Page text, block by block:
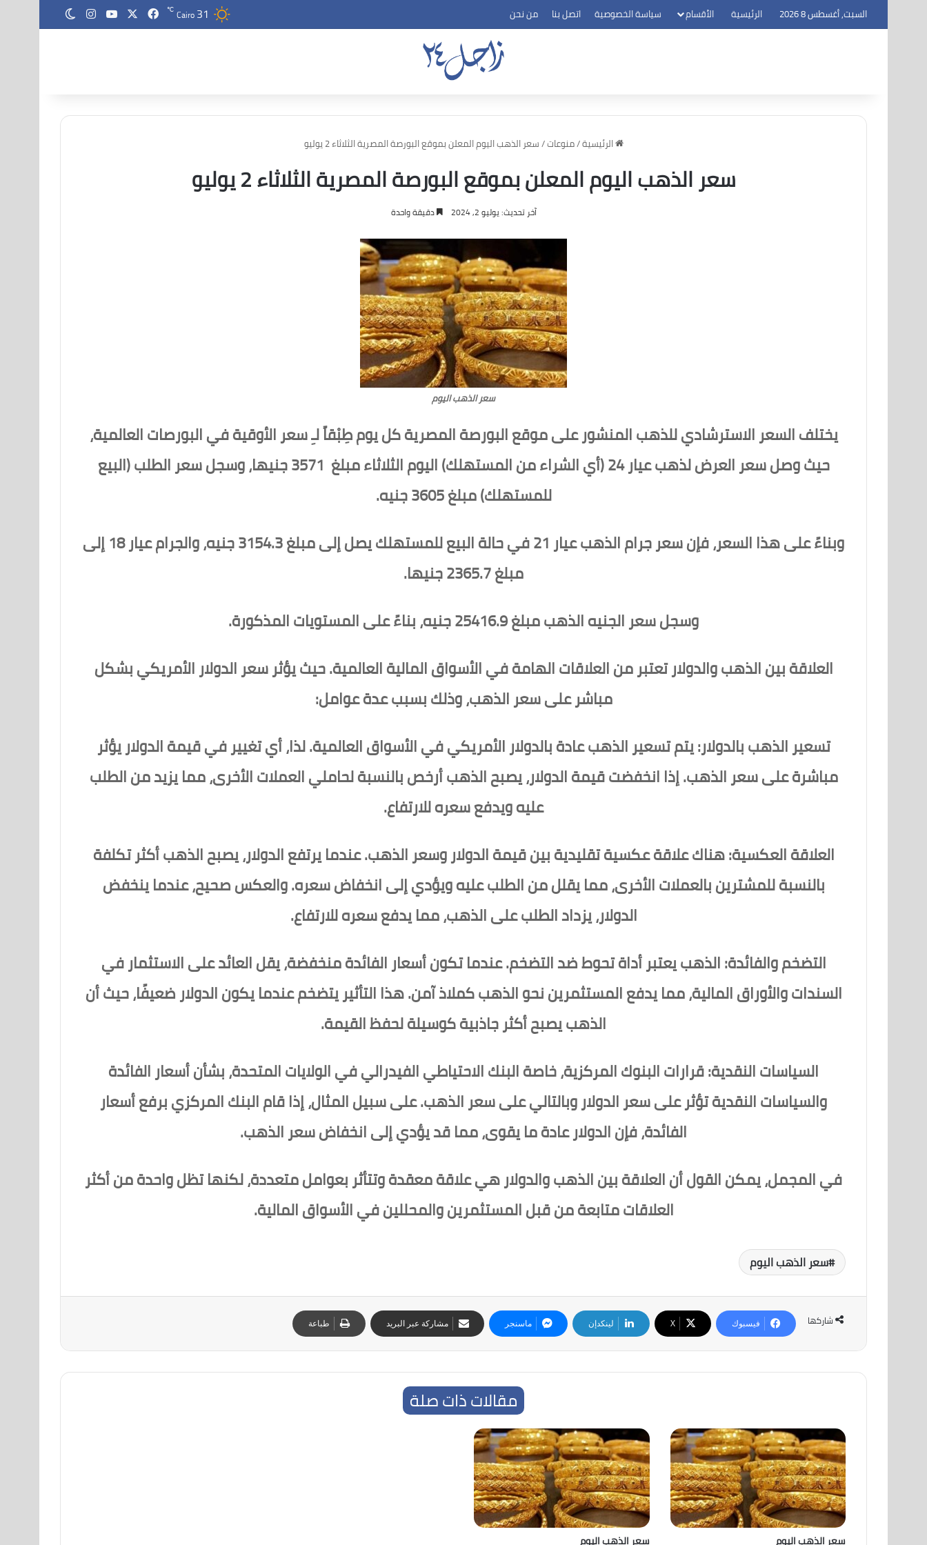
السبت, أغسطس 8 2026 الرئيسية الأقسام سياسة الخصوصية اتصل بنا من نحن Cairo31
℃ فيسبوك ‫YouTubeانستقرام
الرئيسية/منوعات/سعر الذهب اليوم المعلن بموقع البورصة المصرية الثلاثاء 2 يوليو
سعر الذهب اليوم المعلن بموقع البورصة المصرية الثلاثاء 2 يوليو
آخر تحديث: يوليو 2, 2024 دقيقة واحدة
سعر الذهب اليوم
يختلف السعر الاسترشادي للذهب المنشور على موقع البورصة المصرية كل يوم طِبْقاً لـِ سعر الأوقية في البورصات العالمية،
حيث وصل سعر العرض لذهب عيار 24 (أي الشراء من المستهلك) اليوم الثلاثاء مبلغ 3571 جنيها، وسجل سعر الطلب (البيع
للمستهلك) مبلغ 3605 جنيه.
وبناءً على هذا السعر، فإن سعر جرام الذهب عيار 21 في حالة البيع للمستهلك يصل إلى مبلغ 3154.3 جنيه، والجرام عيار 18 إلى
مبلغ 2365.7 جنيها.
وسجل سعر الجنيه الذهب مبلغ 25416.9 جنيه، بناءً على المستويات المذكورة.
العلاقة بين الذهب والدولار تعتبر من العلاقات الهامة في الأسواق المالية العالمية. حيث يؤثر سعر الدولار الأمريكي بشكل
مباشر على سعر الذهب، وذلك بسبب عدة عوامل:
تسعير الذهب بالدولار:يتم تسعير الذهب عادة بالدولار الأمريكي في الأسواق العالمية. لذا، أي تغيير في قيمة الدولار يؤثر
مباشرة على سعر الذهب. إذا انخفضت قيمة الدولار، يصبح الذهب أرخص بالنسبة لحاملي العملات الأخرى، مما يزيد من الطلب
عليه ويدفع سعره للارتفاع.
العلاقة العكسية:هناك علاقة عكسية تقليدية بين قيمة الدولار وسعر الذهب. عندما يرتفع الدولار، يصبح الذهب أكثر تكلفة
بالنسبة للمشترين بالعملات الأخرى، مما يقلل من الطلب عليه ويؤدي إلى انخفاض سعره. والعكس صحيح، عندما ينخفض
الدولار، يزداد الطلب على الذهب، مما يدفع سعره للارتفاع.
التضخم والفائدة:الذهب يعتبر أداة تحوط ضد التضخم. عندما تكون أسعار الفائدة منخفضة، يقل العائد على الاستثمار في
السندات والأوراق المالية، مما يدفع المستثمرين نحو الذهب كملاذ آمن. هذا التأثير يتضخم عندما يكون الدولار ضعيفًا، حيث أن
الذهب يصبح أكثر جاذبية كوسيلة لحفظ القيمة.
السياسات النقدية:قرارات البنوك المركزية، خاصة البنك الاحتياطي الفيدرالي في الولايات المتحدة، بشأن أسعار الفائدة
والسياسات النقدية تؤثر على سعر الدولار وبالتالي على سعر الذهب. على سبيل المثال، إذا قام البنك المركزي برفع أسعار
الفائدة، فإن الدولار عادة ما يقوى، مما قد يؤدي إلى انخفاض سعر الذهب.
في المجمل، يمكن القول أن العلاقة بين الذهب والدولار هي علاقة معقدة وتتأثر بعوامل متعددة، لكنها تظل واحدة من أكثر
العلاقات متابعة من قبل المستثمرين والمحللين في الأسواق المالية.
سعر الذهب اليوم
شاركها فيسبوك ‫X لينكدإن ماسنجر مشاركة عبر البريد طباعة
مقالات ذات صلة
سعر الذهب اليوم سعر الذهب اليوم